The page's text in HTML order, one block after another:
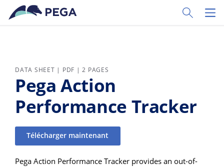
Passer directement au contenu principal
Toggle
DATA SHEET | PDF | 2 PAGES
Pega Action
Performance Tracker
Télécharger maintenant
Pega Action Performance Tracker provides an out-of-